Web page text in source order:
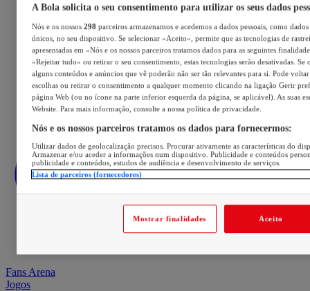
Fans Arena
Jogos
A Bola solicita o seu consentimento para utilizar os seus dados
Nós e os nossos 298 parceiros armazenamos e acedemos a dados pessoais, como
únicos, no seu dispositivo. Se selecionar «Aceito», permite que as tecnologias de
apresentadas em «Nós e os nossos parceiros tratamos dados para as seguintes
«Rejeitar tudo» ou retirar o seu consentimento, estas tecnologias serão desativadas. Se
alguns conteúdos e anúncios que vê poderão não ser tão relevantes para si. Pode voltar
escolhas ou retirar o consentimento a qualquer momento clicando na ligação Gerir
página Web (ou no ícone na parte inferior esquerda da página, se aplicável). As suas
Website. Para mais informação, consulte a nossa política de privacidade.
Nós e os nossos parceiros tratamos os dados para fornecermos:
Utilizar dados de geolocalização precisos. Procurar ativamente as características do
Armazenar e/ou aceder a informações num dispositivo. Publicidade e conteúdos
publicidade e conteúdos, estudos de audiência e desenvolvimento de serviços.
Lista de parceiros (fornecedores)
Mostrar finalidades Aceito